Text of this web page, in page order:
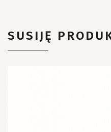
SUSIJĘ